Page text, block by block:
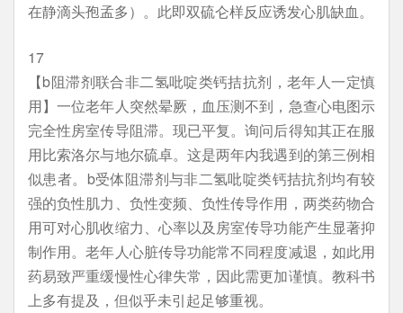
在静滴头孢孟多）。此即双硫仑样反应诱发心肌缺血。
17
【b阻滞剂联合非二氢吡啶类钙拮抗剂，老年人一定慎
用】一位老年人突然晕厥，血压测不到，急查心电图示
完全性房室传导阻滞。现已平复。询问后得知其正在服
用比索洛尔与地尔硫卓。这是两年内我遇到的第三例相
似患者。b受体阻滞剂与非二氢吡啶类钙拮抗剂均有较
强的负性肌力、负性变频、负性传导作用，两类药物合
用可对心肌收缩力、心率以及房室传导功能产生显著抑
制作用。老年人心脏传导功能常不同程度减退，如此用
药易致严重缓慢性心律失常，因此需更加谨慎。教科书
上多有提及，但似乎未引起足够重视。